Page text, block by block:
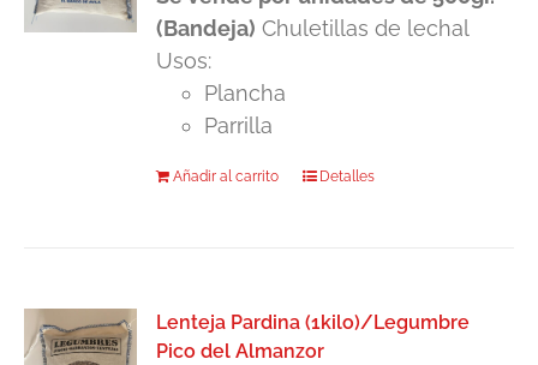
(Bandeja) Chuletillas de lechal
Usos:
Plancha
Parrilla
Añadir al carrito Detalles
Lenteja Pardina (1kilo)/Legumbre
Pico del Almanzor